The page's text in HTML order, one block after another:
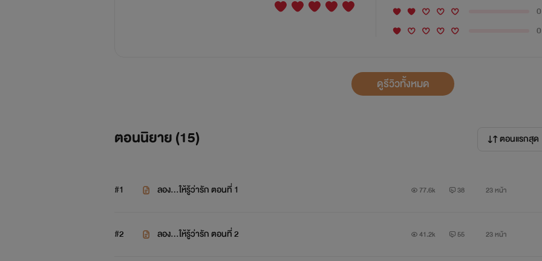
ซึ่งหนังสือจะมีขายในงานสัปดาห์หนังสือช่วงเดือน มีนาคม – เมษายน 62
..
แต่ไม่ลงตอนพิเศษให้อ่านเหมือนในหนังสือนะ
คำเตือน 2 ห้ามก็อปปี้เนื้อหาใดๆในนิยายเรื่องนี้ไปดัดแปลงโดยเด็ดขาด ไม่งั้นจะดำเนิ
0
0
ดูรีวิวทั้งหมด
ตอนนิยาย (15) ตอนแรกสุด
#1 ลอง...ให้รู้ว่ารัก ตอนที่ 1 77.6k 38 23 หน้า
#2 ลอง...ให้รู้ว่ารัก ตอนที่ 2 41.2k 55 23 หน้า